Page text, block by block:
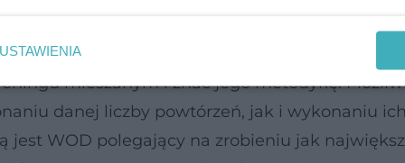
WOD-ami, istnieją tysiące innych
tej dyscypliny fitness. Aby stworzyć
mieszanym i znać jego metodykę.
danej liczby powtórzeń, jak i wykonaniu
jest WOD polegający na zrobieniu jak
USTAWIENIA